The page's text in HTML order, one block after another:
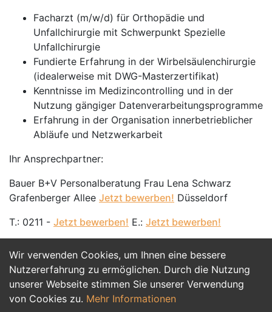
Wir verwenden Cookies, um Ihnen eine bessere
Nutzererfahrung zu ermöglichen. Durch die Nutzung
unserer Webseite stimmen Sie unserer Verwendung
von Cookies zu. Mehr Informationen
Facharzt (m/w/d) für Orthopädie und
Unfallchirurgie mit Schwerpunkt Spezielle
Unfallchirurgie
Fundierte Erfahrung in der Wirbelsäulenchirurgie
(idealerweise mit DWG-Masterzertifikat)
Kenntnisse im Medizincontrolling und in der
Nutzung gängiger Datenverarbeitungsprogramme
Erfahrung in der Organisation innerbetrieblicher
Abläufe und Netzwerkarbeit
Ihr Ansprechpartner:
Bauer B+V Personalberatung Frau Lena Schwarz
Grafenberger Allee Jetzt bewerben! Düsseldorf
T.: 0211 - Jetzt bewerben! E.: Jetzt bewerben!
Jetzt Bewerben